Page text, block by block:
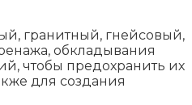
гранитный, гнейсовый,
обкладывания
чтобы предохранить их
для создания